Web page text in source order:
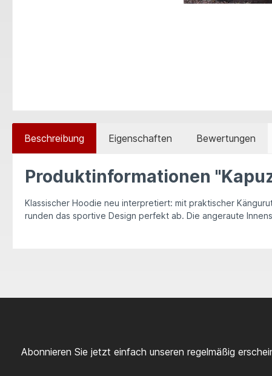
Beschreibung Eigenschaften Bewertungen
Produktinformationen
Klassischer Hoodie neu interpretiert: mit praktischer
runden das sportive Design perfekt ab. Die angeraute
Abonnieren Sie jetzt einfach unseren regelmäßig